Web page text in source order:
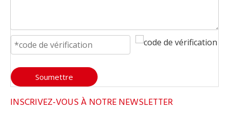
Soumettre
INSCRIVEZ-VOUS À NOTRE NEWSLETTER